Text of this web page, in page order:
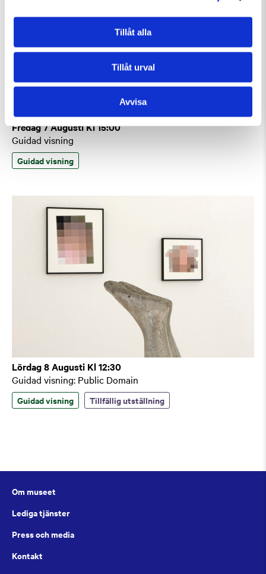
Tillåt alla
Tillåt urval
Avvisa
Fredag 7 Augusti Kl 15:00
Guidad visning
Guidad visning
Lördag 8 Augusti Kl 12:30
Guidad visning: Public Domain
Guidad visning Tillfällig utställning
Om museet
Lediga tjänster
Press och media
Kontakt